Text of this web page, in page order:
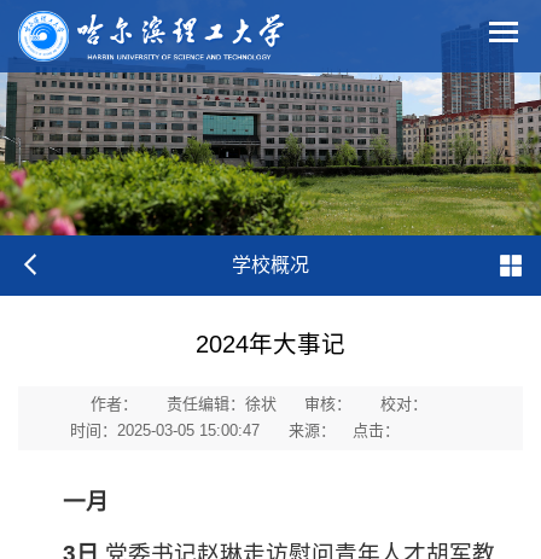
学校概况
2024年大事记
作者： 责任编辑：徐状 审核：
校对：
时间：2025-03-05 15:00:47
来源： 点击：
一月
3日 党委书记赵琳走访慰问青年人才胡军教